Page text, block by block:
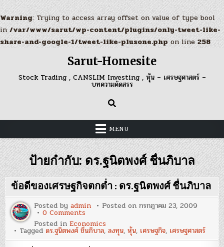
Warning: Trying to access array offset on value of type bool
in/var/www/sarut/wp-content/plugins/only-tweet-like-
share-and-google-1/tweet-like-plusone.phpon line258
content
Sarut-Homesite
Stock Trading , CANSLIM Investing , หุ้น – เศรษฐศาสตร์ –
บทความคัดสรร
MENU
ป้ายกำกับ:ดร.ฐนิตพงศ์ ชื่นภิบาล
ข้อดีของเศรษฐกิจตกต่ำ : ดร.ฐนิตพงศ์ ชื่นภิบาล
Posted byadmin Posted onกรกฎาคม 23, 2009
0 Comments
ข้อดี
ของ
เศรษฐกิจ
ตกต่ำ
Posted inEconomics
Tagged ดร.ฐนิตพงศ์ ชื่นภิบาล,ลงทุน,หุ้น, เศรษฐกิจ, เศรษฐศาสตร์